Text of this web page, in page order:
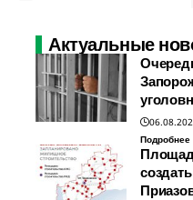
Актуальные
Подробнее